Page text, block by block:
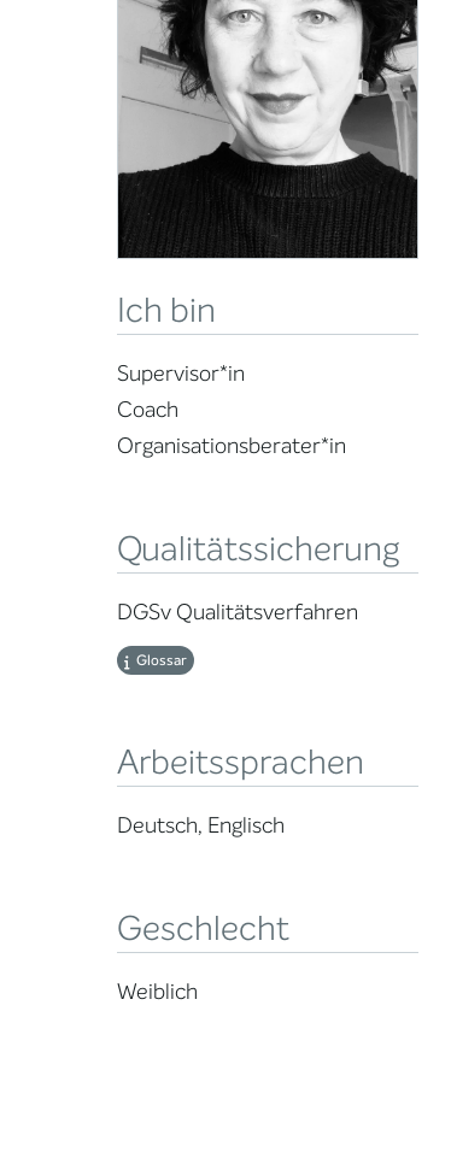
Ich bin
Supervisor*in
Coach
Organisationsberater*in
Qualitätssicherung
DGSv Qualitätsverfahren
Glossar
Arbeitssprachen
Deutsch, Englisch
Geschlecht
Weiblich